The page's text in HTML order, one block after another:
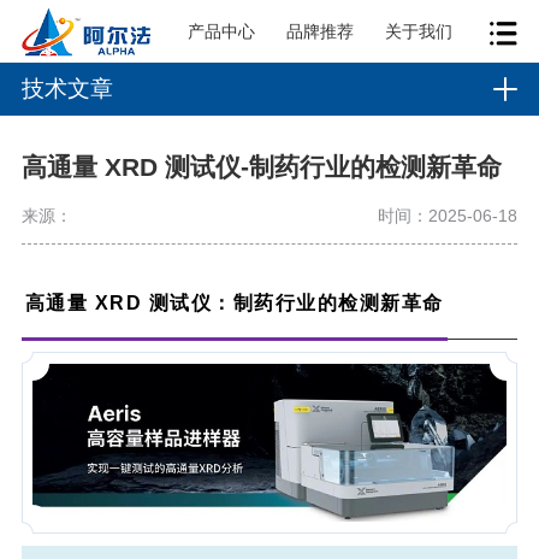
产品中心 品牌推荐 关于我们
技术文章
高通量 XRD 测试仪-制药行业的检测新革命
来源： 时间：2025-06-18
高通量 XRD 测试仪： 制药行业的检测新革命